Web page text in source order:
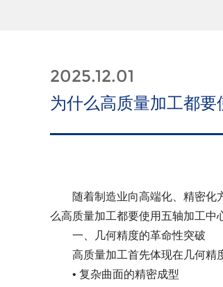
2025.12.01
为什么高质量加工都要
随着制造业向高端化、精密化方
么高质量加工都要使用五轴加工中
一、几何精度的革命性突破
高质量加工首先体现在几何精度
• 复杂曲面的精密成型